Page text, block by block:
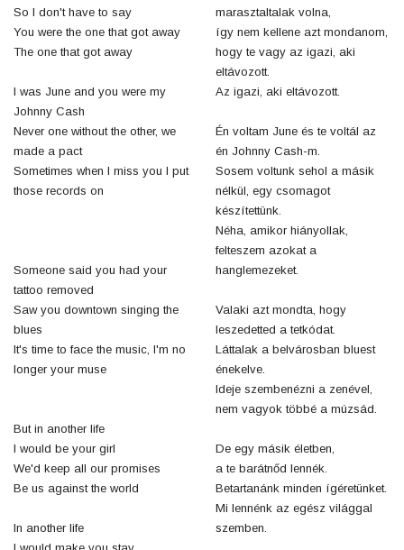
So I don't have to say
You were the one that got away
The one that got away
I was June and you were my
Johnny Cash
Never one without the other, we
made a pact
Sometimes when I miss you I put
those records on
Someone said you had your
tattoo removed
Saw you downtown singing the
blues
It's time to face the music, I'm no
longer your muse
But in another life
I would be your girl
We'd keep all our promises
Be us against the world
In another life
marasztaltalak volna,
így nem kellene azt mondanom,
hogy te vagy az igazi, aki
eltávozott.
Az igazi, aki eltávozott.
Én voltam June és te voltál az
én Johnny Cash-m.
Sosem voltunk sehol a másik
nélkül, egy csomagot
készítettünk.
Néha, amikor hiányollak,
felteszem azokat a
hanglemezeket.
Valaki azt mondta, hogy
leszedetted a tetkódat.
Láttalak a belvárosban bluest
énekelve.
Ideje szembenézni a zenével,
nem vagyok többé a múzsád.
De egy másik életben,
a te barátnőd lennék.
Betartanánk minden ígéretünket.
Mi lennénk az egész világgal
szemben.